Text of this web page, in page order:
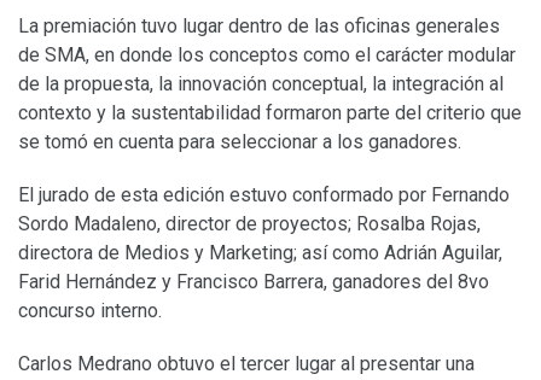
La premiación tuvo lugar dentro de las oficinas generales
de SMA, en donde los conceptos como el carácter modular
de la propuesta, la innovación conceptual, la integración al
contexto y la sustentabilidad formaron parte del criterio que
se tomó en cuenta para seleccionar a los ganadores.
El jurado de esta edición estuvo conformado por Fernando
Sordo Madaleno, director de proyectos; Rosalba Rojas,
directora de Medios y Marketing; así como Adrián Aguilar,
Farid Hernández y Francisco Barrera, ganadores del 8vo
concurso interno.
Carlos Medrano obtuvo el tercer lugar al presentar una